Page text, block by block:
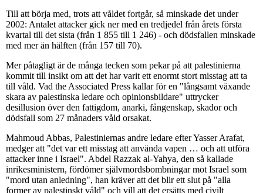
Till att börja med, trots att våldet fortgår, så minskade det under
2002: Antalet attacker gick ner med en tredjedel från årets första
kvartal till det sista (från 1 855 till 1 246) - och dödsfallen minskade
med mer än hälften (från 157 till 70).
Mer påtagligt är de många tecken som pekar på att palestinierna
kommit till insikt om att det har varit ett enormt stort misstag att ta
till våld. Vad the Associated Press kallar för en "långsamt växande
skara av palestinska ledare och opinionsbildare" uttrycker
desillusion över den fattigdom, anarki, fångenskap, skador och
dödsfall som 27 månaders våld orsakat.
Mahmoud Abbas, Palestiniernas andre ledare efter Yasser Arafat,
medger att "det var ett misstag att använda vapen … och att utföra
attacker inne i Israel". Abdel Razzak al-Yahya, den så kallade
inrikesministern, fördömer självmordsbombningar mot Israel som
"mord utan anledning", han kräver att det blir ett slut på "alla
former av palestinskt våld" och vill att det ersätts med civilt